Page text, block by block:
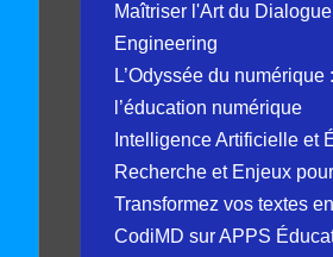
Maîtriser l'Art du
Engineering
L’Odyssée du
l’éducation numérique
Intelligence Artificielle et
Recherche et Enjeux
Transformez vos textes
CodiMD sur APPS